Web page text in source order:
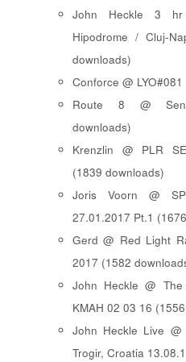
John Heckle 3
Hipodrome / Cluj-
downloads)
Conforce @
Route 8 @
downloads)
Krenzlin @ PLR
(1839 downloads)
Joris Voorn @
27.01.2017 Pt.1
Gerd @ Red Light
2017 (1582
John Heckle @ The
KMAH 02 03 16
John Heckle Live @
Trogir, Croatia